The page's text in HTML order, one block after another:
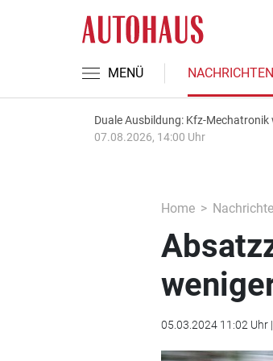
MENÜ NACHRICHTEN
Duale Ausbildung: Kfz-
07.08.2026, 14:00 Uhr
Home
05.03.2024 11:02 Uhr